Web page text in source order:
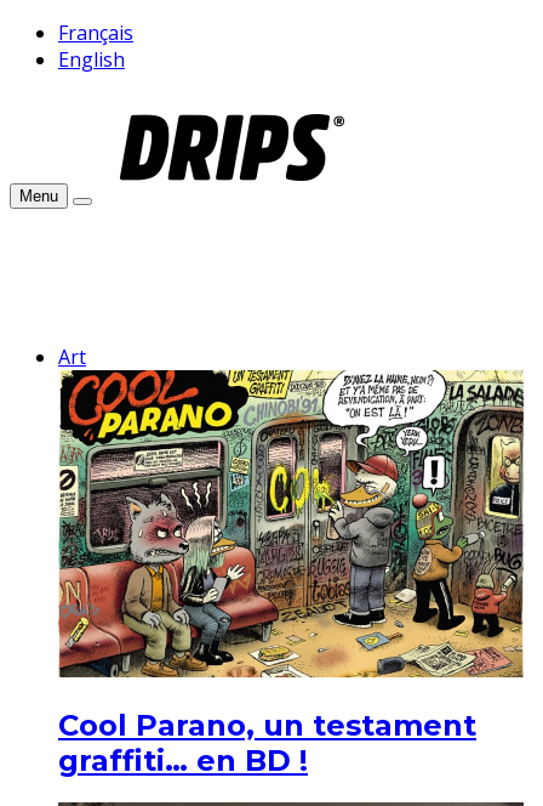
Français
English
Menu
Art
Cool Parano, un testament
graffiti… en BD !